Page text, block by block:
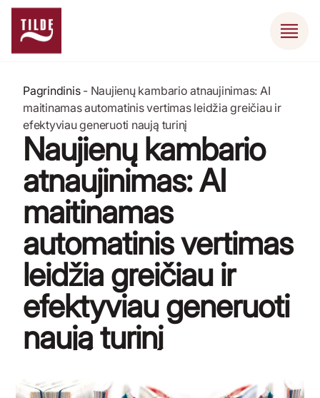
Pagrindinis- Naujienų kambario atnaujinimas: AI
maitinamas automatinis vertimas leidžia greičiau ir
efektyviau generuoti naują turinį
Naujienų kambario
atnaujinimas: AI
maitinamas
automatinis vertimas
leidžia greičiau ir
efektyviau generuoti
naują turinį